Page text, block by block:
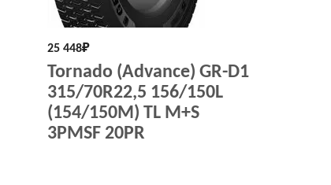
25 448₽
Tornado (Advance) GR-D1
315/70R22,5 156/150L
(154/150M) TL M+S
3PMSF 20PR